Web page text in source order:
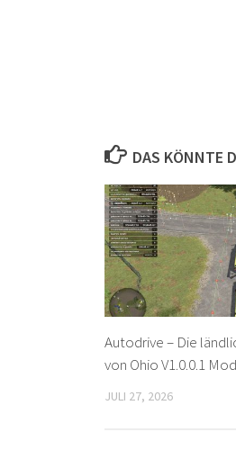
DAS KÖNNTE
Autodrive – Die
von Ohio V1.0.0.1 Mod
JULI 27, 2026